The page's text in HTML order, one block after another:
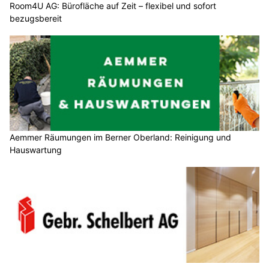
Room4U AG: Bürofläche auf Zeit – flexibel und sofort
bezugsbereit
Aemmer Räumungen im Berner Oberland: Reinigung und
Hauswartung